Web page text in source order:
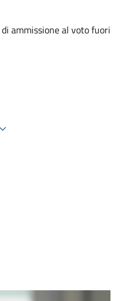
ammissione al voto fuori